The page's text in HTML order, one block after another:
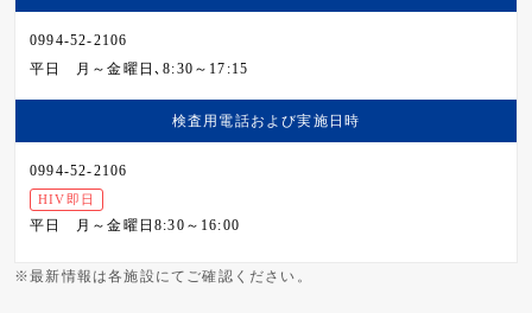
0994-52-2106
平日
月～金曜日､8:30～17:15
検査用電話および実施日時
0994-52-2106
HIV即日
平日 月～金曜日8:30～16:00
※最新情報は各施設にてご確認ください。